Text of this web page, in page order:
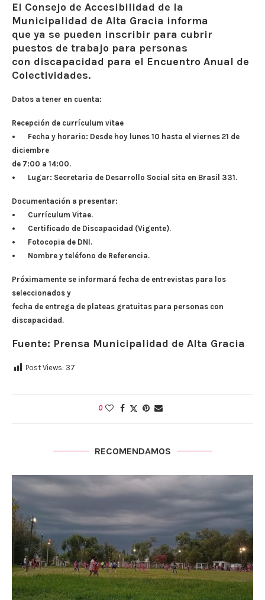
El Consejo de Accesibilidad de la
Municipalidad de Alta Gracia informa
que ya se pueden inscribir para cubrir
puestos de trabajo para personas
con discapacidad para el Encuentro Anual de
Colectividades.
Datos a tener en cuenta:
Recepción de currículum vitae
• Fecha y horario: Desde hoy lunes 10 hasta el viernes 21 de
diciembre
de 7:00 a 14:00.
• Lugar: Secretaria de Desarrollo Social sita en Brasil 331.
Documentación a presentar:
• Currículum Vitae.
• Certificado de Discapacidad (Vigente).
• Fotocopia de DNI.
• Nombre y teléfono de Referencia.
Próximamente se informará fecha de entrevistas para los
seleccionados y
fecha de entrega de plateas gratuitas para personas con
discapacidad.
Fuente: Prensa Municipalidad de Alta Gracia
Post Views: 37
0
RECOMENDAMOS